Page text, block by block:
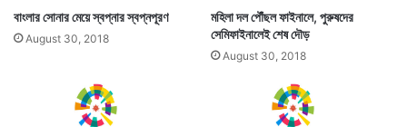
বাংলার সোনার মেয়ে স্বপ্নার স্বপ্নপূরণ
August 30, 2018
মহিলা দল পৌঁছল ফাইনালে, পুরুষদের
সেমিফাইনালেই শেষ দৌড়
August 30, 2018